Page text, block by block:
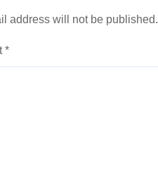
address will not be published.
*